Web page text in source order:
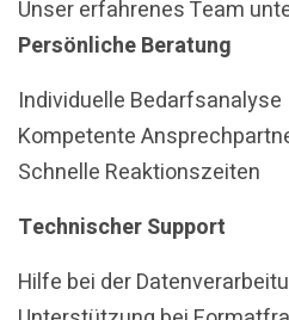
Unser erfahrenes Team
Persönliche Beratung
Individuelle Bedarfsanalyse
Kompetente
Schnelle Reaktionszeiten
Technischer Support
Hilfe bei der